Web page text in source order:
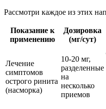
Рассмотри каждое из этих
Показание к
применению
Дозировка
(мг/сут)
Лечение
симптомов
острого ринита
(насморка)
10-20 мг,
разделенные
на
несколько
приемов